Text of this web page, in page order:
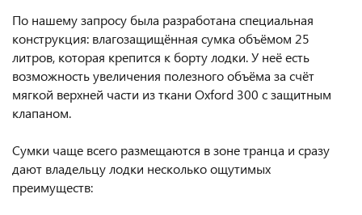
По нашему запросу была разработана специальная
конструкция: влагозащищённая сумка объёмом 25
литров, которая крепится к борту лодки. У неё есть
возможность увеличения полезного объёма за счёт
мягкой верхней части из ткани Oxford 300 с защитным
клапаном.
Сумки чаще всего размещаются в зоне транца и сразу
дают владельцу лодки несколько ощутимых
преимуществ: